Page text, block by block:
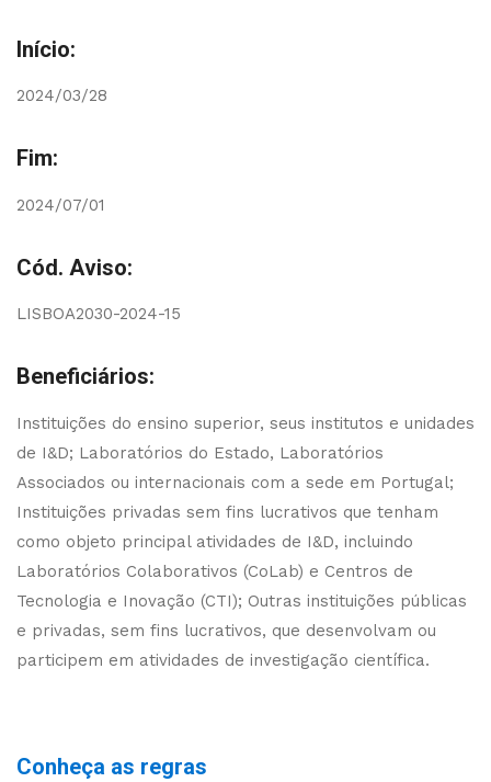
Início:
2024/03/28
Fim:
2024/07/01
Cód. Aviso:
LISBOA2030-2024-15
Beneficiários:
Instituições do ensino superior, seus institutos e unidades
de I&D; Laboratórios do Estado, Laboratórios
Associados ou internacionais com a sede em Portugal;
Instituições privadas sem fins lucrativos que tenham
como objeto principal atividades de I&D, incluindo
Laboratórios Colaborativos (CoLab) e Centros de
Tecnologia e Inovação (CTI); Outras instituições públicas
e privadas, sem fins lucrativos, que desenvolvam ou
participem em atividades de investigação científica.
Conheça as regras